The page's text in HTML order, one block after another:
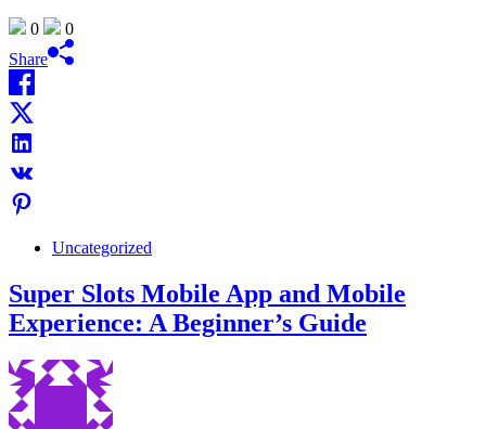
0
0
Share
Uncategorized
Super Slots Mobile App and Mobile
Experience: A Beginner’s Guide